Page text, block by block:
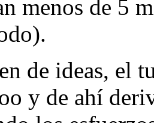
menos de 5
de ideas, el
y de ahí